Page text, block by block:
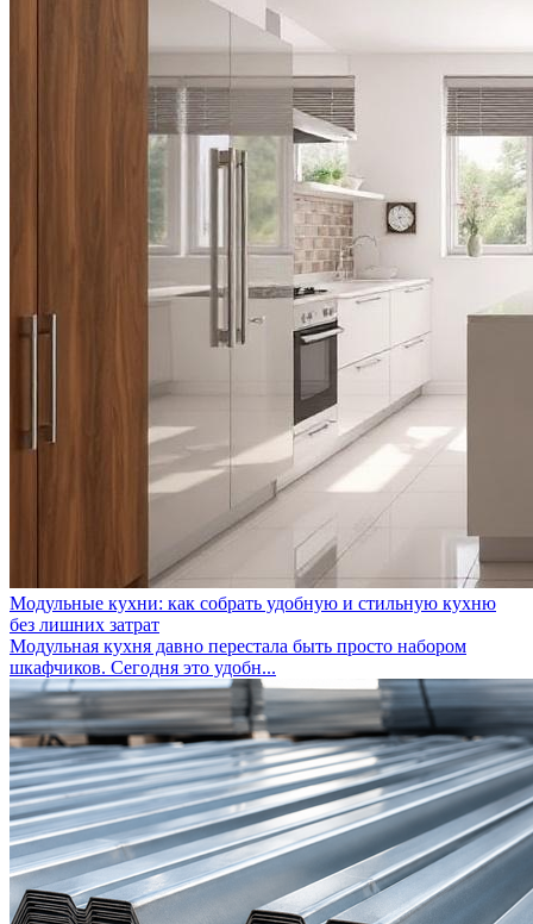
Модульные кухни: как собрать удобную и стильную кухню
без лишних затрат
Модульная кухня давно перестала быть просто набором
шкафчиков. Сегодня это удобн...